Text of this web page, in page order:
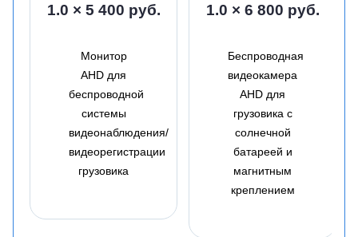
1.0 × 5 400 руб.
Монитор
AHD для
беспроводной
системы
видеонаблюдения/
видеорегистрации
грузовика
1.0 × 6 800 руб.
Беспроводная
видеокамера
AHD для
грузовика с
солнечной
батареей и
магнитным
креплением